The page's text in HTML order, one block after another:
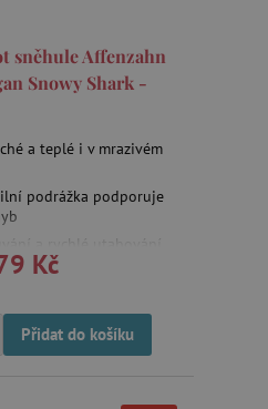
sněhule Affenzahn
Snowy Shark -
a teplé i v mrazivém
podrážka podporuje
a rychlé utahování
Kč
Přidat do košíku